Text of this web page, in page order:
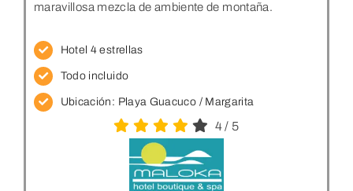
maravillosa mezcla de ambiente de montaña.
Hotel 4 estrellas
Todo incluido
Ubicación: Playa Guacuco / Margarita
4/ 5